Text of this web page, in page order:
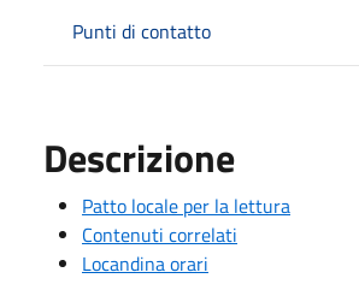
Punti di contatto
Descrizione
Patto locale per la lettura
Contenuti correlati
Locandina orari